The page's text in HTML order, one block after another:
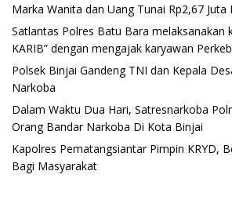
Marka Wanita dan Uang Tunai Rp2,67 Juta
Satlantas Polres Batu Bara melaksanakan
KARIB” dengan mengajak karyawan
Polsek Binjai Gandeng TNI dan Kepala
Narkoba
Dalam Waktu Dua Hari, Satresnarkoba
Orang Bandar Narkoba Di Kota Binjai
Kapolres Pematangsiantar Pimpin KRYD,
Bagi Masyarakat